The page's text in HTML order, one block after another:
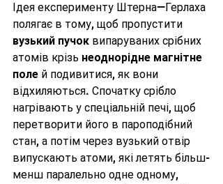
Ідея експерименту Штерна—Герлаха
полягає в тому, щоб пропустити
вузький пучок випаруваних срібних
атомів крізь неоднорідне магнітне
поле й подивитися, як вони
відхиляються. Спочатку срібло
нагрівають у спеціальній печі, щоб
перетворити його в пароподібний
стан, а потім через вузький отвір
випускають атоми, які летять більш-
менш паралельно одне одному,